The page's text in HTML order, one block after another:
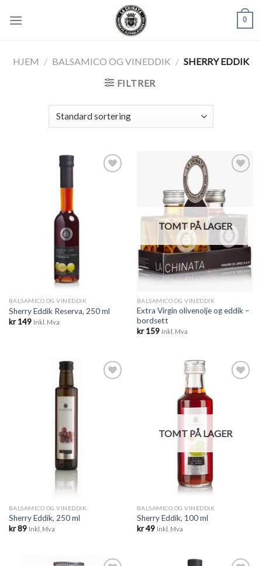
0
HJEM / BALSAMICO OG VINEDDIK / SHERRY EDDIK
FILTRER
BALSAMICO OG VINEDDIK
Sherry Eddik Reserva, 250 ml
kr149 Inkl. Mva
ønskeliste
TOMT PÅ LAGER
BALSAMICO OG VINEDDIK
Extra Virgin olivenolje og eddik –
bordsett
kr159 Inkl. Mva
BALSAMICO OG VINEDDIK
Sherry Eddik, 250 ml
kr89 Inkl. Mva
TOMT PÅ LAGER
BALSAMICO OG VINEDDIK
Sherry Eddik, 100 ml
kr49 Inkl. Mva